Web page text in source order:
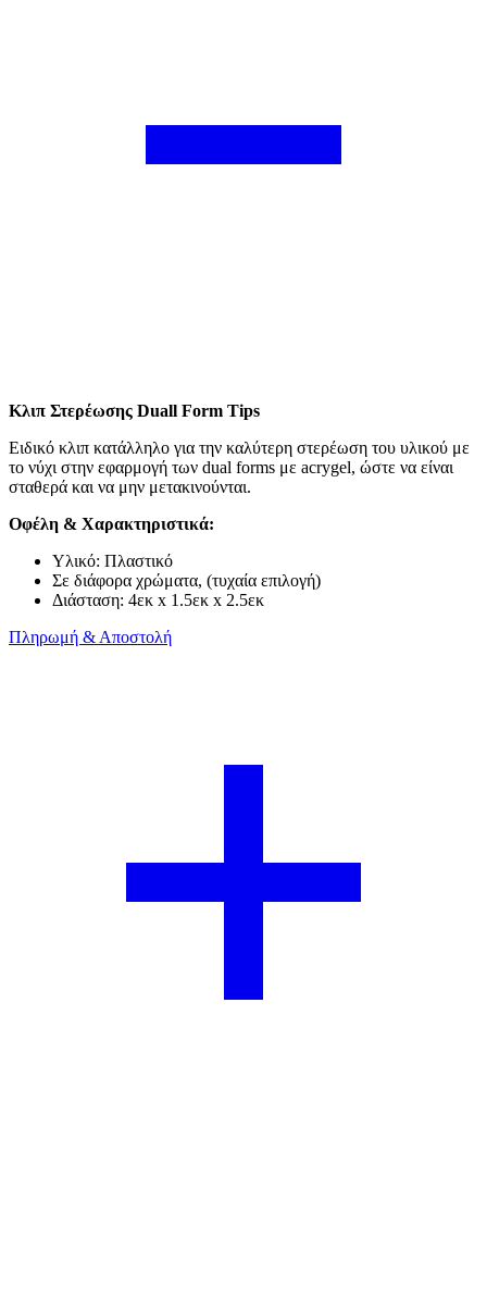
Κλιπ Στερέωσης Duall Form Tips
Ειδικό κλιπ κατάλληλο για την καλύτερη στερέωση του υλικού με
το νύχι στην εφαρμογή των dual forms με acrygel, ώστε να είναι
σταθερά και να μην μετακινούνται.
Οφέλη & Χαρακτηριστικά:
Υλικό: Πλαστικό
Σε διάφορα χρώματα, (τυχαία επιλογή)
Διάσταση: 4εκ x 1.5εκ x 2.5εκ
Πληρωμή & Αποστολή